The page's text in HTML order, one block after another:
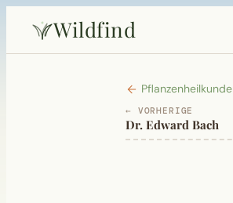
Wildfind
Pflanzenheilkunde
← VORHERIGE
Dr. Edward Bach